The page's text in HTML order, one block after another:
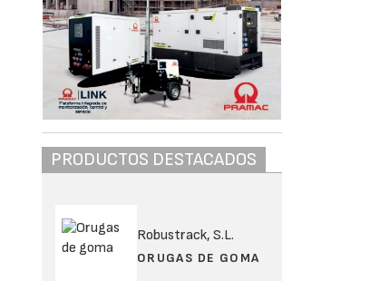
PRODUCTOS DESTACADOS
Robustrack, S.L.
ORUGAS DE GOMA